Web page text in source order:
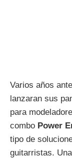
Varios años
lanzaran sus
para
combo Power
tipo de
guitarristas.